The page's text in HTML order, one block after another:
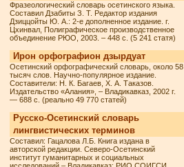
Фразеологический словарь осетинского языка.
Составил Дзабиты З. Т. Редактор издания
Дзиццойты Ю. А.: 2-е дополненное издание. г.
Цхинвал, Полиграфическое производственное
объединение РЮО, 2003. – 448 с. (5 241 статя)
Ирон орфографион дзырдуат
Осетинский орфографический словарь, около 58
тысяч слов. Научно-популярное издание.
Составители: Н. К. Багаев, Х. А. Таказов.
Издательство «Алания», – Владикавказ, 2002 г.
— 688 с. (реально 49 770 статей)
Русско-Осетинский словарь
лингвистических терминов
Составил: Гацалова Л.Б. Книга издана в
авторской редакции. Северо-Осетинский
институт гуманитарных и социальных